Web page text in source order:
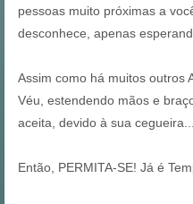
pessoas muito próximas a
desconhece, apenas
Assim como há muitos outros
Véu, estendendo mãos e
aceita, devido à sua cegueira...
Então, PERMITA-SE! Já é